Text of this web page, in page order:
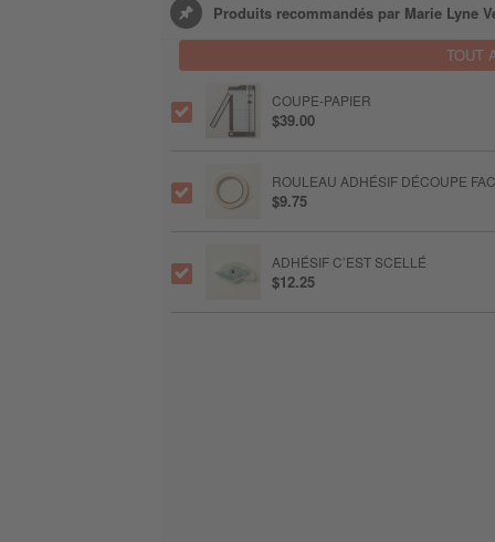
Produits recommandés par Marie Lyne
TOUT
COUPE-PAPIER
$39.00
ROULEAU ADHÉSIF DÉCOUPE
$9.75
ADHÉSIF C’EST SCELLÉ
$12.25